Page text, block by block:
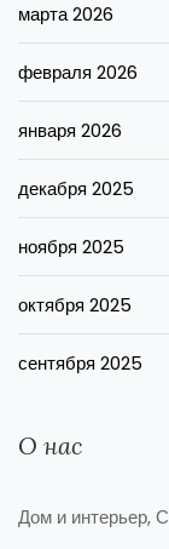
марта 2026
февраля 2026
января 2026
декабря 2025
ноября 2025
октября 2025
сентября 2025
О нас
Дом и интерьер,